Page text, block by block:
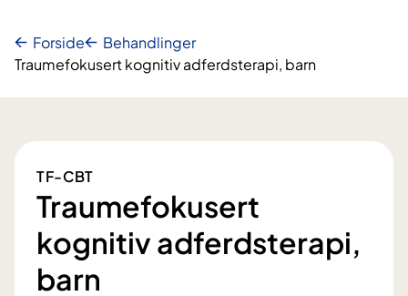
Forside
Behandlinger
Traumefokusert kognitiv adferdsterapi, barn
TF-CBT
Traumefokusert
kognitiv adferdsterapi,
barn